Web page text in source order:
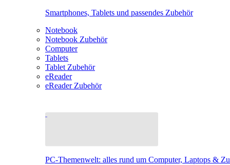
Smartphones, Tablets und passendes Zubehör
Notebook
Notebook Zubehör
Computer
Tablets
Tablet Zubehör
eReader
eReader Zubehör
PC-Themenwelt: alles rund um Computer, Laptops &